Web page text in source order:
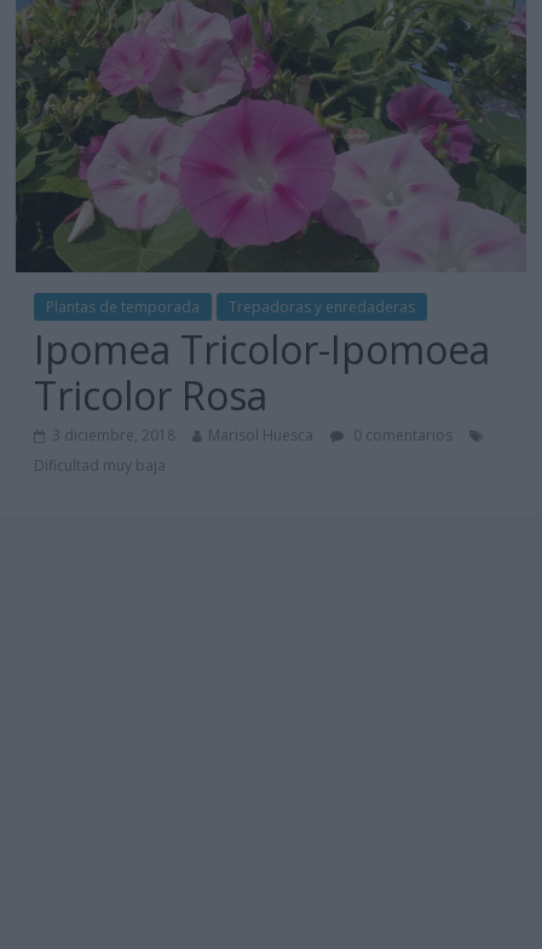
Plantas de temporada Trepadoras y enredaderas
Ipomea Tricolor-Ipomoea
Tricolor Rosa
3 diciembre, 2018 Marisol Huesca
0 comentarios
Dificultad muy baja